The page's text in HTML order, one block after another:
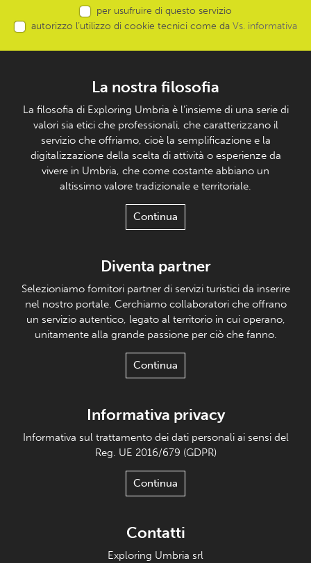
per usufruire di questo servizio
autorizzo l’utilizzo di cookie tecnici come da Vs. informativa
La nostra filosofia
La filosofia di Exploring Umbria è l’insieme di una serie di
valori sia etici che professionali, che caratterizzano il
servizio che offriamo, cioè la semplificazione e la
digitalizzazione della scelta di attività o esperienze da
vivere in Umbria, che come costante abbiano un
altissimo valore tradizionale e territoriale.
Continua
Diventa partner
Selezioniamo fornitori partner di servizi turistici da inserire
nel nostro portale. Cerchiamo collaboratori che offrano
un servizio autentico, legato al territorio in cui operano,
unitamente alla grande passione per ciò che fanno.
Continua
Informativa privacy
Informativa sul trattamento dei dati personali ai sensi del
Reg. UE 2016/679 (GDPR)
Continua
Contatti
Exploring Umbria srl